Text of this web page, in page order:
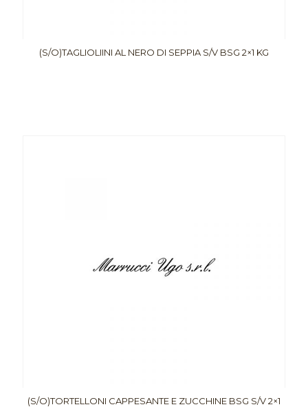
(S/O)TAGLIOLIINI AL NERO DI SEPPIA S/V BSG 2×1 KG
(S/O)TORTELLONI CAPPESANTE E ZUCCHINE BSG S/V 2×1